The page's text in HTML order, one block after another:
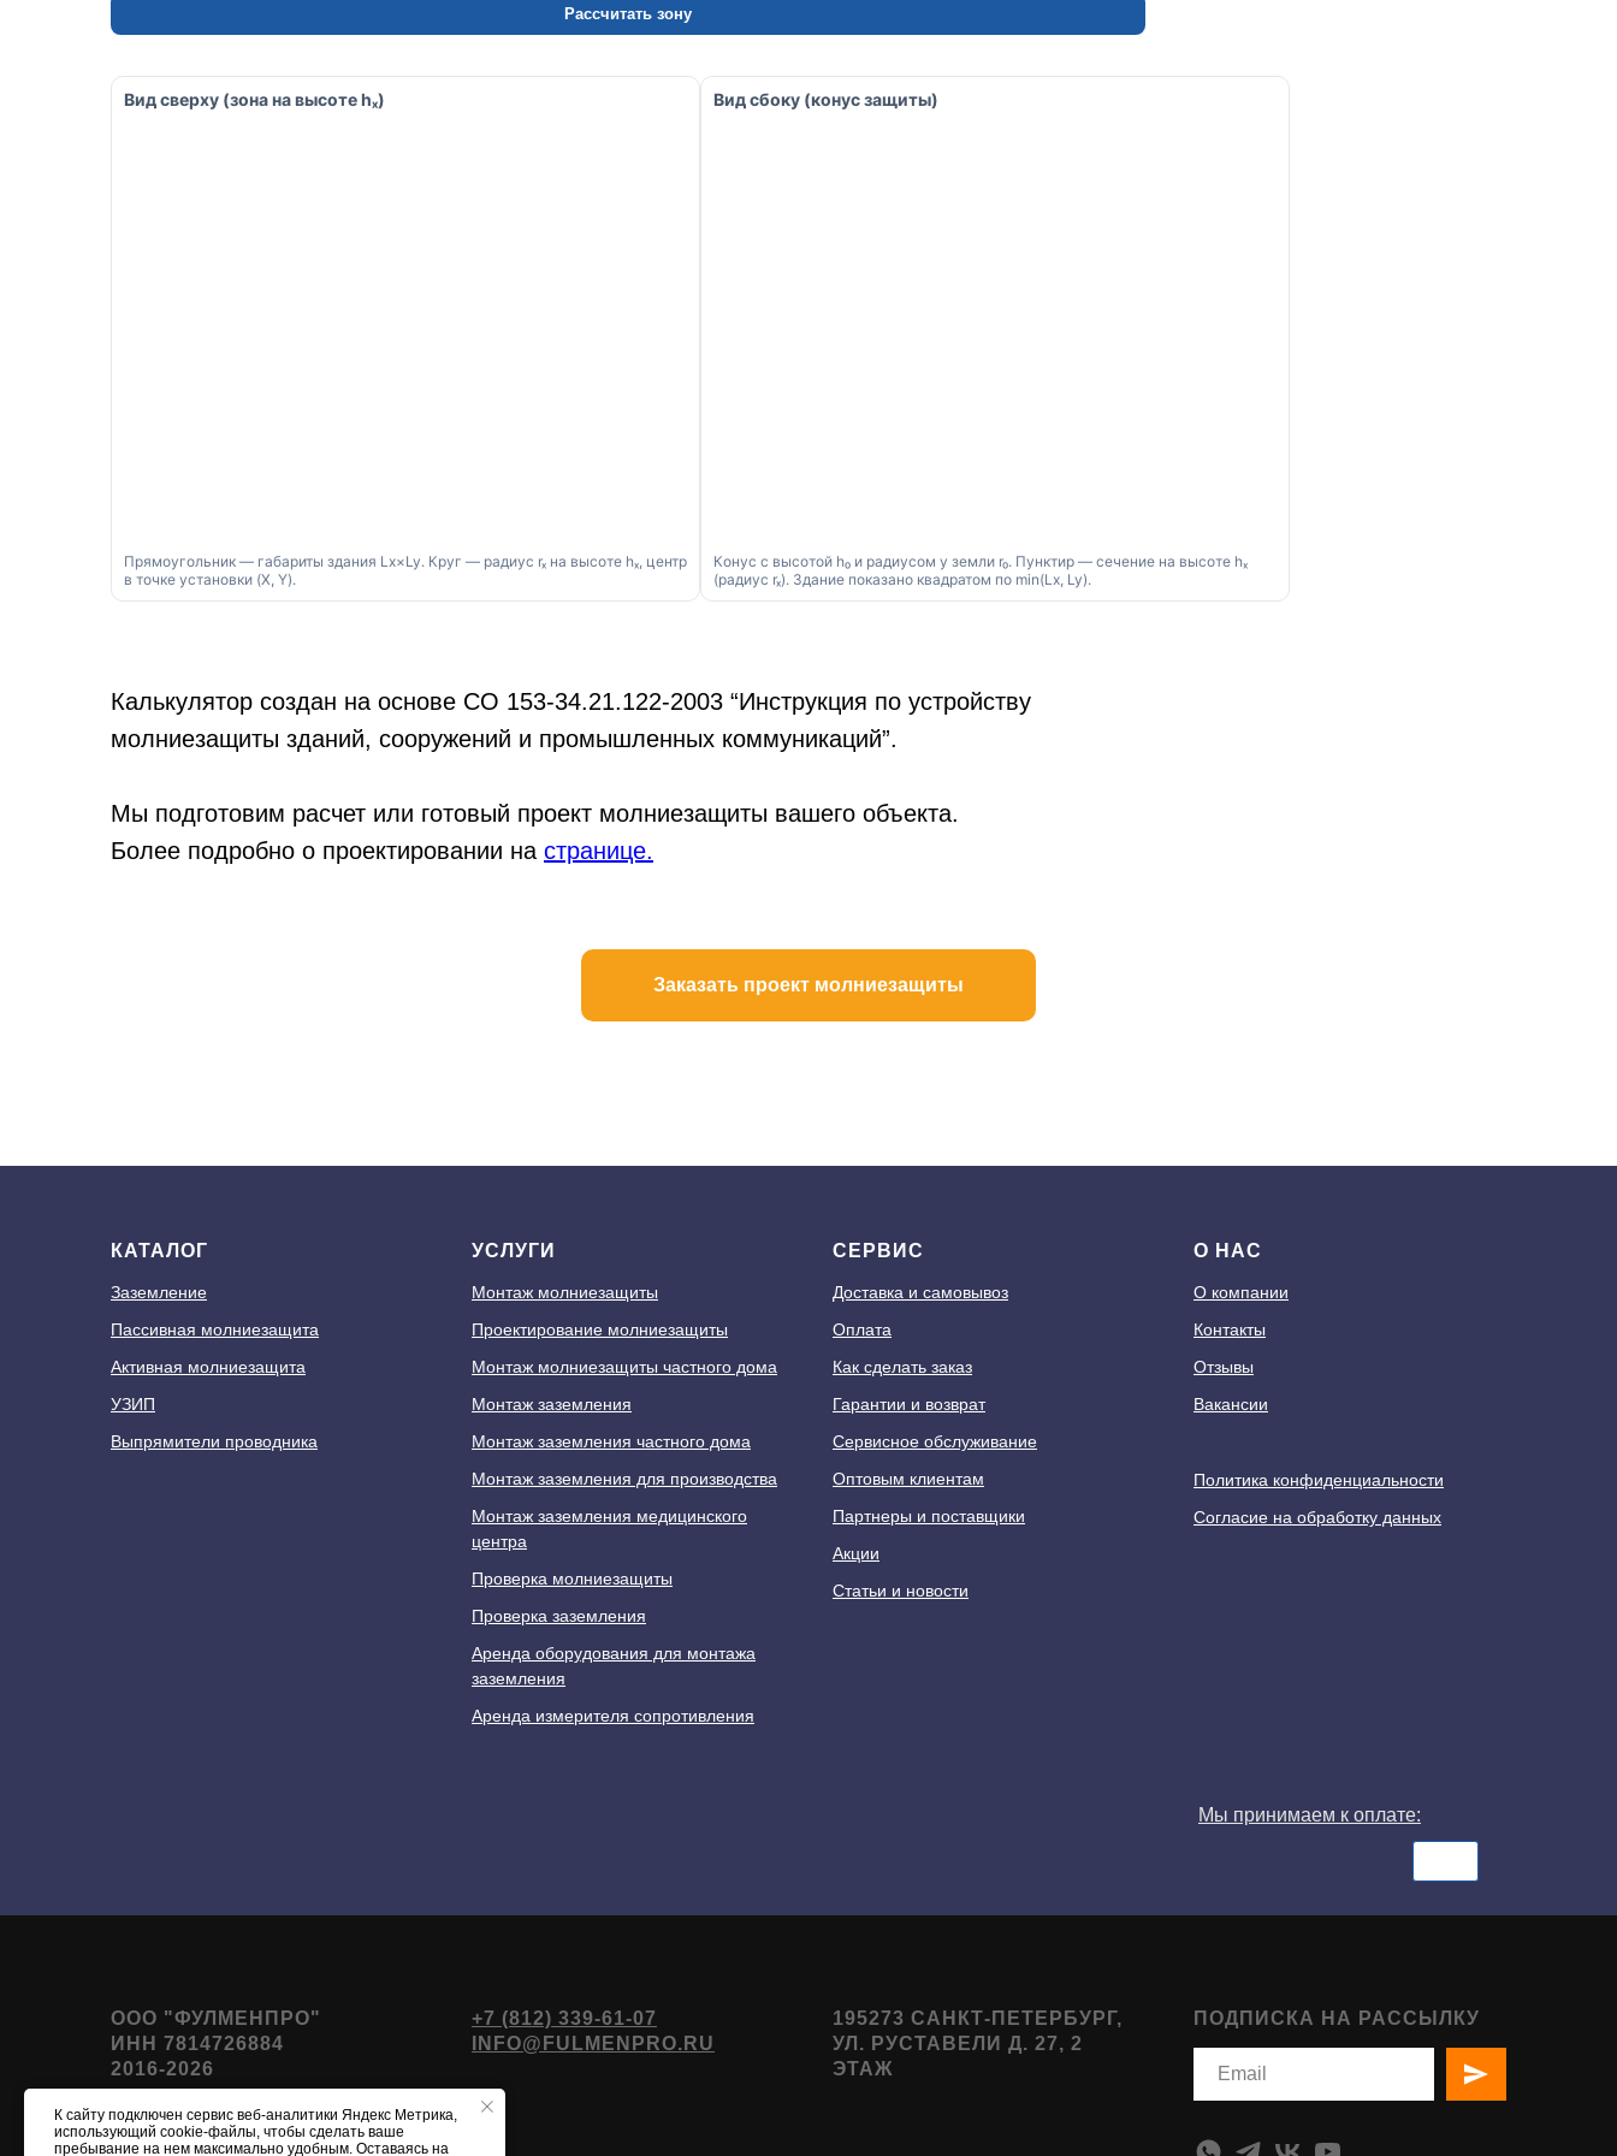
К сайту подключен сервис веб-аналитики Яндекс Метрика,
использующий cookie-файлы, чтобы сделать ваше
пребывание на нем максимально удобным. Оставаясь на
Рассчитать зону
Вид сверху (зона на высоте hₓ)
Прямоугольник — габариты здания Lx×Ly. Круг — радиус rₓ на высоте hₓ, центр
в точке установки (X, Y).
Вид сбоку (конус защиты)
Конус с высотой h₀ и радиусом у земли r₀. Пунктир — сечение на высоте hₓ
(радиус rₓ). Здание показано квадратом по min(Lx, Ly).
Калькулятор создан на основе СО 153-34.21.122-2003 “Инструкция по устройству
молниезащиты зданий, сооружений и промышленных коммуникаций”.
Мы подготовим расчет или готовый проект молниезащиты вашего объекта.
Более подробно о проектировании на странице.
Заказать проект молниезащиты
КАТАЛОГ
Заземление
Пассивная молниезащита
Активная молниезащита
УЗИП
Выпрямители проводника
УСЛУГИ
Монтаж молниезащиты
Проектирование молниезащиты
Монтаж молниезащиты частного дома
Монтаж заземления
Монтаж заземления частного дома
Монтаж заземления для производства
Монтаж заземления медицинского
центра
Проверка молниезащиты
Проверка заземления
Аренда оборудования для монтажа
заземления
Аренда измерителя сопротивления
СЕРВИС
Доставка и самовывоз
Оплата
Как сделать заказ
Гарантии и возврат
Сервисное обслуживание
Оптовым клиентам
Партнеры и поставщики
Акции
Статьи и новости
О НАС
О компании
Контакты
Отзывы
Вакансии
Политика конфиденциальности
Согласие на обработку данных
Мы принимаем к оплате:
ООО "ФУЛМЕНПРО"
ИНН 7814726884
2016-2026
+7 (812) 339-61-07
INFO@FULMENPRO.RU
195273 САНКТ-ПЕТЕРБУРГ,
УЛ. РУСТАВЕЛИ Д. 27, 2
ЭТАЖ
ПОДПИСКА НА РАССЫЛКУ